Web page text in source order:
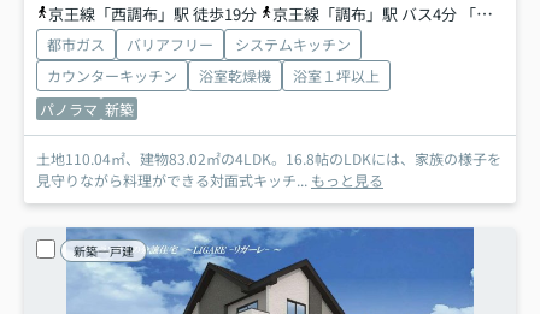
京王線「西調布」駅 徒歩19分
京王線「調布」駅 バス4分 「御塔坂下」 停歩4分
都市ガス バリアフリー
システムキッチン
カウンターキッチン
浴室乾燥機
浴室１坪以上
パノラマ 新築
土地110.04㎡、建物83.02㎡の4LDK。16.8帖のLDKには、家族の様子を
見守りながら料理ができる対面式キッチ... もっと見る
新築一戸建